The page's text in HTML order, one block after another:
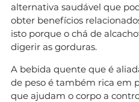
alternativa saudável que
obter benefícios
isto porque o chá de
digerir as gorduras.
A bebida quente que é
de peso é também rica em
que ajudam o corpo a